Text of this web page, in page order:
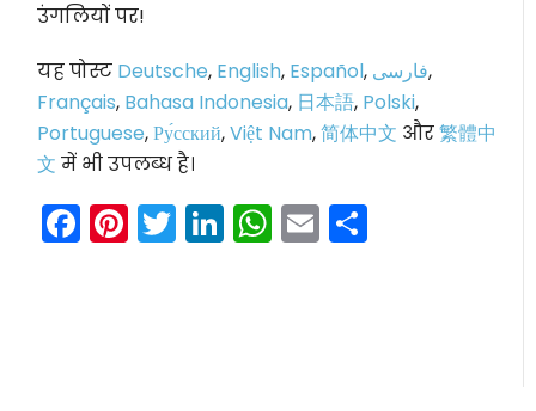
उंगलियों पर!
यह पोस्ट Deutsche, English, Español, فارسی,
Français, Bahasa Indonesia, 日本語, Polski,
Portuguese,Ру́сский,Việt Nam,简体中文 और繁體中
文 में भी उपलब्ध है।
Facebook
Pinterest
Twitter
LinkedIn
WhatsApp
Email